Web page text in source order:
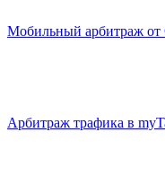
Мобильный арбитраж от
Арбитраж трафика в